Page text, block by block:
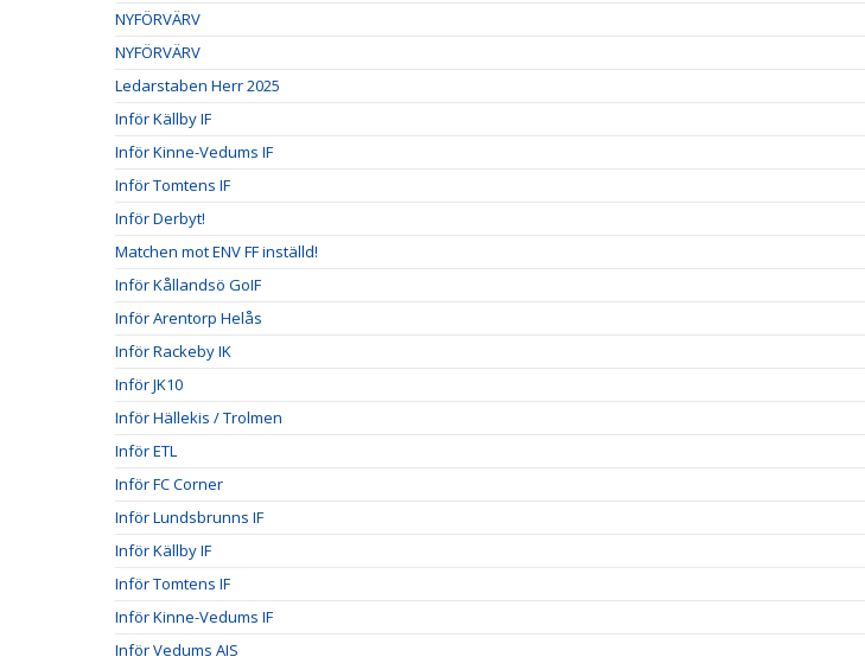
NYFÖRVÄRV
NYFÖRVÄRV
Ledarstaben Herr 2025
Inför Källby IF
Inför Kinne-Vedums IF
Inför Tomtens IF
Inför Derbyt!
Matchen mot ENV FF inställd!
Inför Kållandsö GoIF
Inför Arentorp Helås
Inför Rackeby IK
Inför JK10
Inför Hällekis / Trolmen
Inför ETL
Inför FC Corner
Inför Lundsbrunns IF
Inför Källby IF
Inför Tomtens IF
Inför Kinne-Vedums IF
Inför Vedums AIS